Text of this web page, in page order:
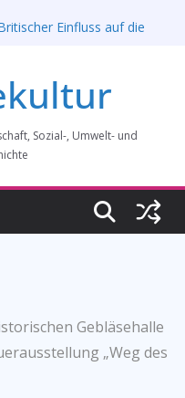
des
Darmstadt soll verkauft
16.6.2026)
des Bochumer
28. Mai 2026 bis 31.
Sozial-, Umwelt- und
Gebläsehalle
„Weg des